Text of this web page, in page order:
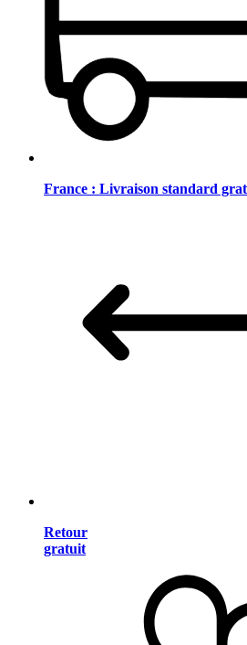
France : Livraison standard
Retour
gratuit